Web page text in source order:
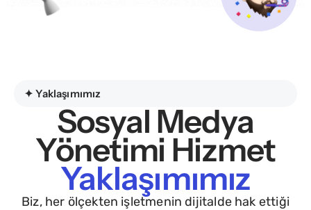
✦ Yaklaşımımız
Sosyal Medya
Yönetimi Hizmet
Yaklaşımımız
Biz, her ölçekten işletmenin dijitalde hak ettiği